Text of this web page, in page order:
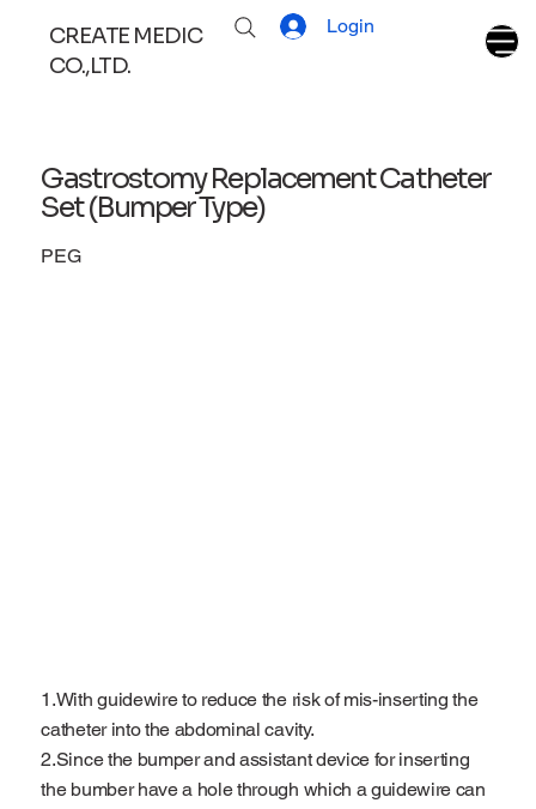
CREATE MEDIC
CO.,LTD.
Login
Gastrostomy Replacement Catheter
Set (Bumper Type)
PEG
1.With guidewire to reduce the risk of mis-inserting the
catheter into the abdominal cavity.
2.Since the bumper and assistant device for inserting
the bumber have a hole through which a guidewire can